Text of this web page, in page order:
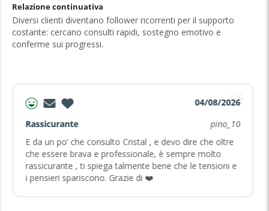
Relazione continuativa
Diversi clienti diventano follower ricorrenti per il supporto
costante: cercano consulti rapidi, sostegno emotivo e
conferme sui progressi.
04/08/2026
Rassicurante
pino_10
E da un po’ che consulto Cristal , e devo dire che oltre
che essere brava e professionale, è sempre molto
rassicurante , ti spiega talmente bene che le tensioni e
i pensieri spariscono. Grazie di ❤️